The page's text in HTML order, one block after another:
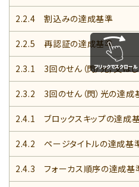
2.2.4 割込みの達成基準
2.2.5 再認証の達成基準
2.3.1 3回のせん（閃）光，又はし
2.3.2 3回のせん（閃）光の達成
2.4.1 ブロックスキップの達成
2.4.2 ページタイトルの達成基
2.4.3 フォーカス順序の達成基